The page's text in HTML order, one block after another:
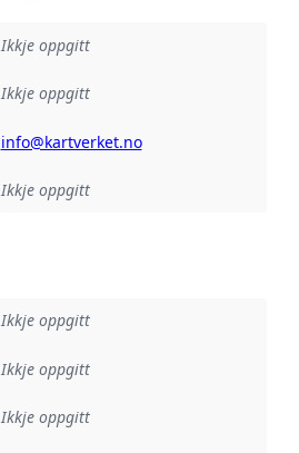
Ikkje oppgitt
Ikkje oppgitt
info@kartverket.no
Ikkje oppgitt
Ikkje oppgitt
:
Ikkje oppgitt
Ikkje oppgitt